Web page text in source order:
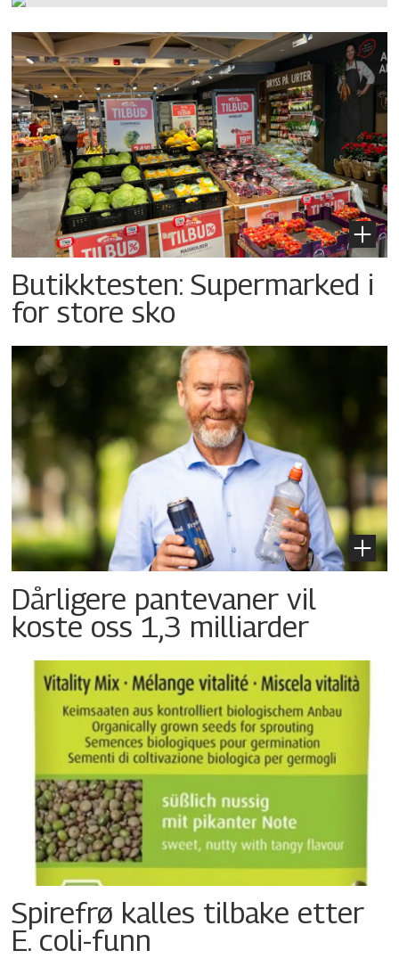
Butikktesten: Supermarked i
for store sko
Dårligere pantevaner vil
koste oss 1,3 milliarder
Spirefrø kalles tilbake etter
E. coli-funn